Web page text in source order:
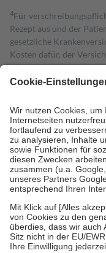
4Für
Rezept aus und der
gesetzliche
Kosten dafür, der
mit.
Grundsätzlich leisten
höchstens zehn Euro.
Kosten der Leistung zu
Diese Regeln gelten
Bei Heilmitteln und
Zuzahlung zehn Prozent
Verordnung.
Um das Engagement der
stärken und die
fallenkeine Zuzahlungen
• Kindern und
mit Ausnahme der
• Untersuchungen zur